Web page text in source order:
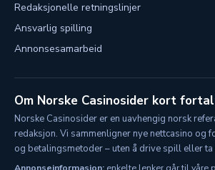
Redaksjonelle retningslinjer
Ansvarlig spilling
Annonsesamarbeid
Om Norske Casinosider kort
Norske Casinosider er en uavhengig norsk
redaksjon. Vi sammenligner nye nettcasino og
og betalingsmetoder – uten å drive spill eller